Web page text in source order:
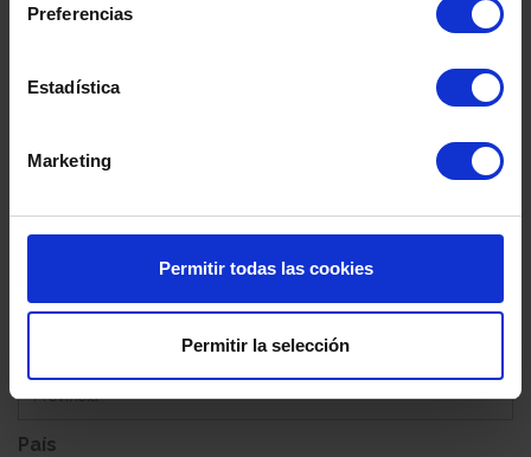
Preferencias
Estadística
Marketing
Permitir todas las cookies
Permitir la selección
Código postal
País